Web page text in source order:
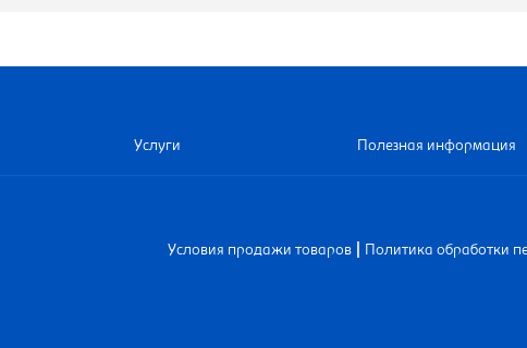
Услуги Полезная информация
Условия продажи товаров Политика обработки